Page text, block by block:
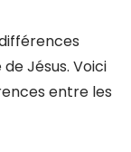
Jésus. Voici
entre les